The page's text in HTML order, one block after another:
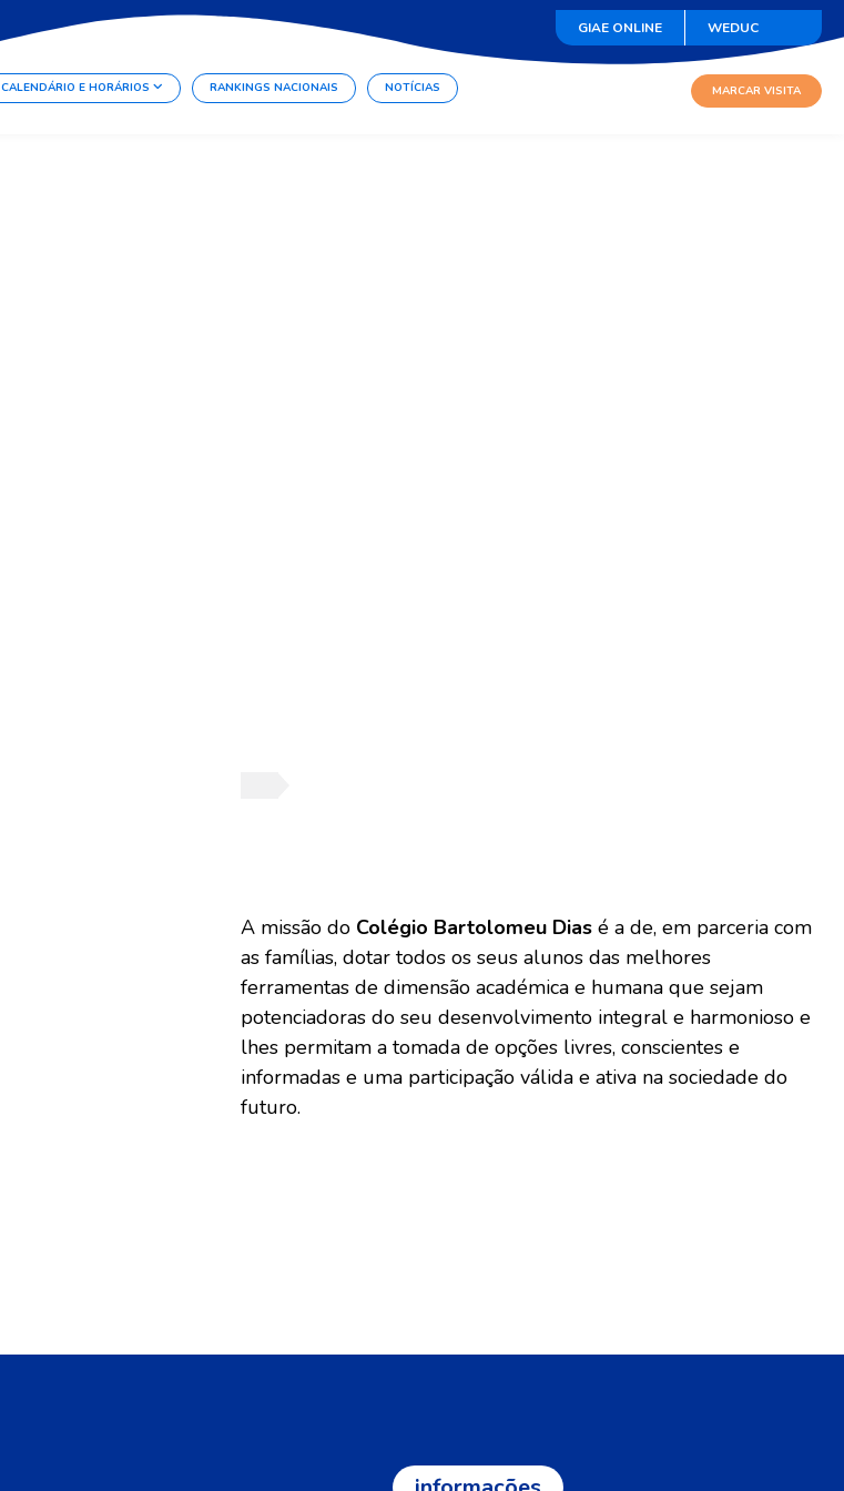
GIAE ONLINE WEDUC
CALENDÁRIO E HORÁRIOS RANKINGS NACIONAIS NOTÍCIAS MARCAR VISITA
A missão do Colégio Bartolomeu Dias é a de, em parceria com
as famílias, dotar todos os seus alunos das melhores
ferramentas de dimensão académica e humana que sejam
potenciadoras do seu desenvolvimento integral e harmonioso e
lhes permitam a tomada de opções livres, conscientes e
informadas e uma participação válida e ativa na sociedade do
futuro.